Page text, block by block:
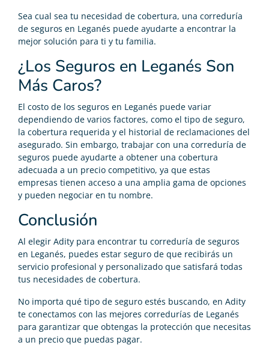
Sea cual sea tu necesidad de cobertura, una correduría
de seguros en Leganés puede ayudarte a encontrar la
mejor solución para ti y tu familia.
¿Los Seguros en Leganés Son
Más Caros?
El costo de los seguros en Leganés puede variar
dependiendo de varios factores, como el tipo de seguro,
la cobertura requerida y el historial de reclamaciones del
asegurado. Sin embargo, trabajar con una correduría de
seguros puede ayudarte a obtener una cobertura
adecuada a un precio competitivo, ya que estas
empresas tienen acceso a una amplia gama de opciones
y pueden negociar en tu nombre.
Conclusión
Al elegir Adity para encontrar tu correduría de seguros
en Leganés, puedes estar seguro de que recibirás un
servicio profesional y personalizado que satisfará todas
tus necesidades de cobertura.
No importa qué tipo de seguro estés buscando, en Adity
te conectamos con las mejores corredurías de Leganés
para garantizar que obtengas la protección que necesitas
a un precio que puedas pagar.